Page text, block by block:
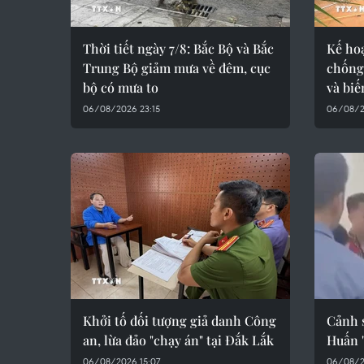
Thời tiết ngày 7/8: Bắc Bộ và Bắc
Trung Bộ giảm mưa về đêm, cục
bộ có mưa to
06/08/2026 23:15
Kế
và
06/08/
Khởi tố đối tượng giả danh Công
an, lừa đảo "chạy án" tại Đắk Lắk
06/08/2026 15:07
Cảnh
Huấn
06/08/